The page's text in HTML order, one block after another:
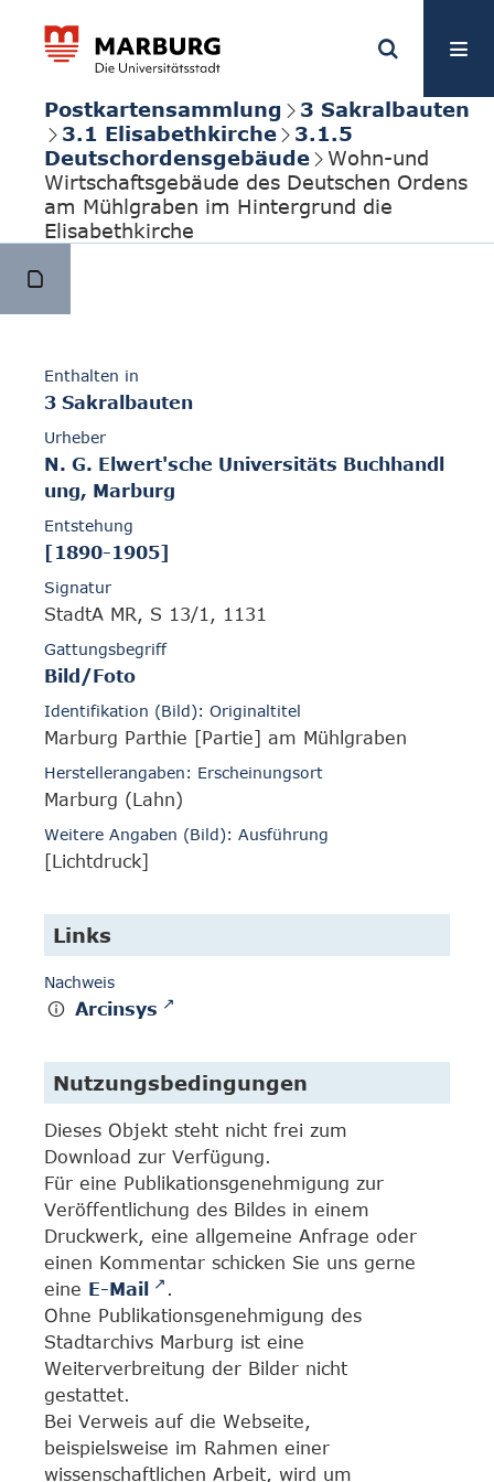
Postkartensammlung
3 Sakralbauten
3.1 Elisabethkirche
3.1.5
Deutschordensgebäude
Wohn-und
Wirtschaftsgebäude des Deutschen Ordens
am Mühlgraben im Hintergrund die
Elisabethkirche
Enthalten in
3 Sakralbauten
Urheber
N. G. Elwert'sche Universitäts Buchhandl
ung, Marburg
Entstehung
[1890-1905]
Signatur
StadtA MR, S 13/1, 1131
Gattungsbegriff
Bild/Foto
Identifikation (Bild): Originaltitel
Marburg Parthie [Partie] am Mühlgraben
Herstellerangaben: Erscheinungsort
Marburg (Lahn)
Weitere Angaben (Bild): Ausführung
[Lichtdruck]
Links
Nachweis
Arcinsys
Nutzungsbedingungen
Dieses Objekt steht nicht frei zum
Download zur Verfügung.
Für eine Publikationsgenehmigung zur
Veröffentlichung des Bildes in einem
Druckwerk, eine allgemeine Anfrage oder
einen Kommentar schicken Sie uns gerne
eine E-Mail
.
Ohne Publikationsgenehmigung des
Stadtarchivs Marburg ist eine
Weiterverbreitung der Bilder nicht
gestattet.
Bei Verweis auf die Webseite,
beispielsweise im Rahmen einer
wissenschaftlichen Arbeit, wird um